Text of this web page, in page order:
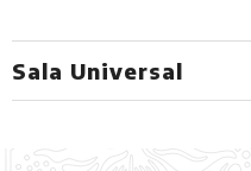
Sala Universal